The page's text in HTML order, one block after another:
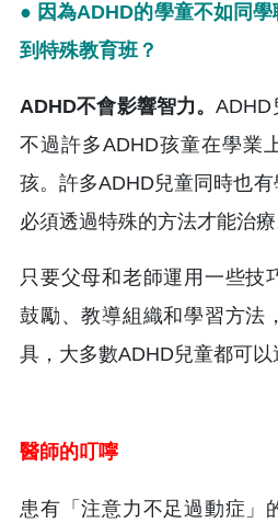
● 因為ADHD的學童不如同
到特殊教育班？
ADHD不會影響智力。ADHD
不過許多ADHD孩童在學業
孩。許多ADHD兒童同時也
必須透過特殊的方法才能治療
只要父母和老師運用一些技
鼓勵、教導組織和學習方法
具，大多數ADHD兒童都可以
醫師的叮嚀
患有「注意力不足過動症」